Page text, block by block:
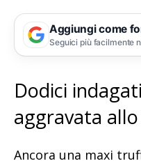
Aggiungi come
Seguici più facilmente
Dodici
aggravata
Ancora una maxi